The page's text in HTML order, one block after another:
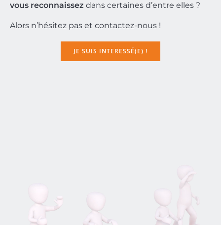
vous reconnaissez dans certaines d’entre elles ?
Alors n’hésitez pas et contactez-nous !
JE SUIS INTERESSÉ(E) !